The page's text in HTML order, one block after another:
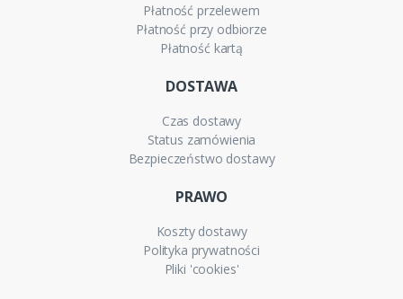
Płatność przelewem
Płatność przy odbiorze
Płatność kartą
DOSTAWA
Czas dostawy
Status zamówienia
Bezpieczeństwo dostawy
PRAWO
Koszty dostawy
Polityka prywatności
Pliki 'cookies'